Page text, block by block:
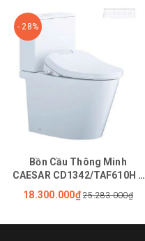
- 28%
Bồn Cầu Thông Minh
CAESAR CD1342/TAF610H 2
Khối Nắp Tự Động Đóng Mở
18.300.000₫ 25.283.000₫